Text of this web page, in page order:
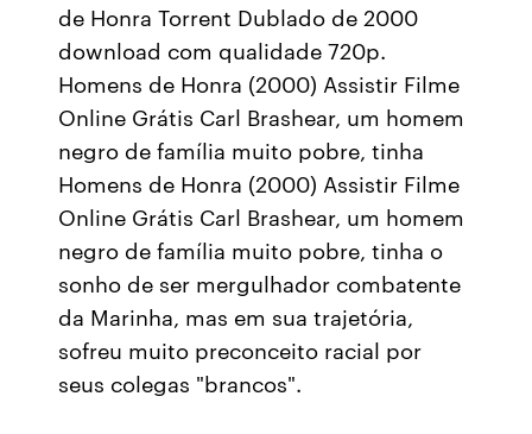
de Honra Torrent Dublado de 2000
download com qualidade 720p.
Homens de Honra (2000) Assistir Filme
Online Grátis Carl Brashear, um homem
negro de família muito pobre, tinha
Homens de Honra (2000) Assistir Filme
Online Grátis Carl Brashear, um homem
negro de família muito pobre, tinha o
sonho de ser mergulhador combatente
da Marinha, mas em sua trajetória,
sofreu muito preconceito racial por
seus colegas "brancos".